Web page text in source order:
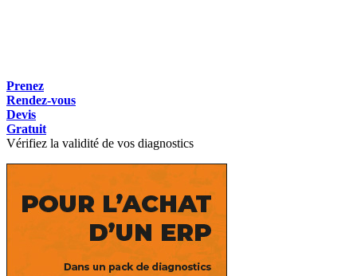
Prenez
Rendez-vous
Devis
Gratuit
Vérifiez la validité de vos diagnostics